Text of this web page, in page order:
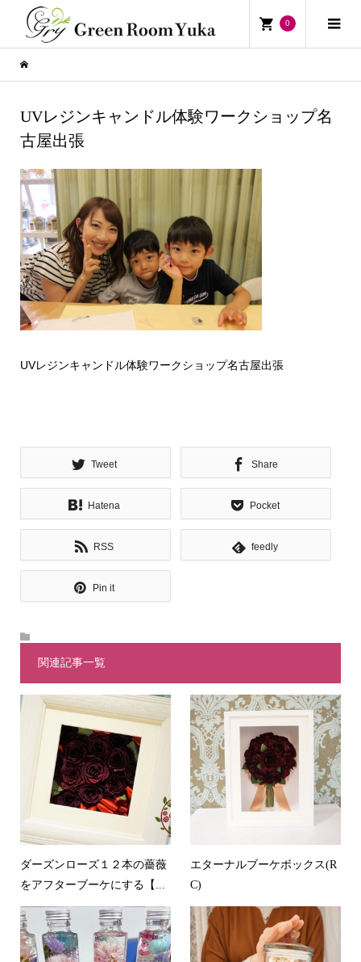
0
UVレジンキャンドル体験ワークショップ名
古屋出張
UVレジンキャンドル体験ワークショップ名古屋出張
Tweet Share
Hatena Pocket
RSS feedly
Pin it
関連記事一覧
ダーズンローズ１２本の薔薇
をアフターブーケにする【...
エターナルブーケボックス(R
C)